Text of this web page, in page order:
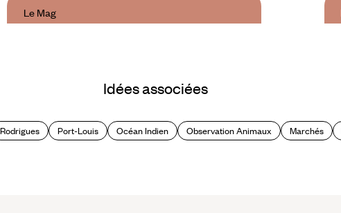
Le Mag
Idées associées
Rodrigues Port-Louis Océan Indien Observation Animaux Marchés